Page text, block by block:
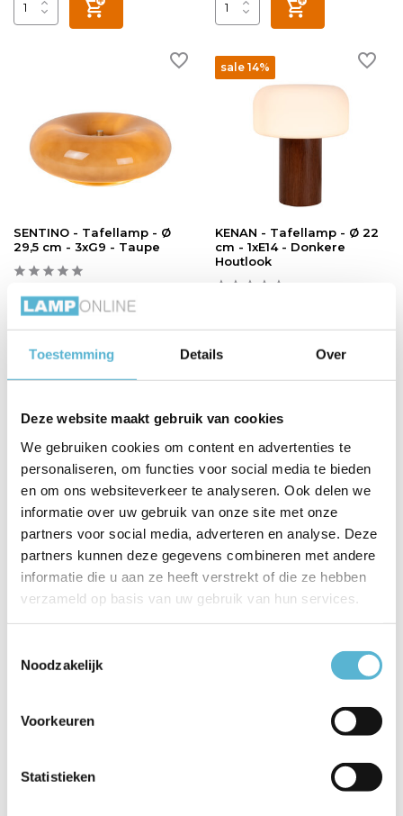
Toestemming Details Over
Deze website maakt gebruik van cookies
We gebruiken cookies om content en advertenties te
personaliseren, om functies voor social media te bieden
en om ons websiteverkeer te analyseren. Ook delen we
informatie over uw gebruik van onze site met onze
partners voor social media, adverteren en analyse. Deze
partners kunnen deze gegevens combineren met andere
informatie die u aan ze heeft verstrekt of die ze hebben
verzameld op basis van uw gebruik van hun services.
Noodzakelijk
Voorkeuren
Statistieken
SENTINO - Tafellamp - Ø
29,5 cm - 3xG9 - Taupe
Vergelijk
Levertijd: 3-5 werkdagen
sale 14%
KENAN - Tafellamp - Ø 22
cm - 1xE14 - Donkere
Houtlook
Op voorraad
Levertijd: 3-5 werkdagen
sale 20%
Dimb. - 1x9W 2700K -
Taupe
Vergelijk
€124,95 €99,96
30 cm - 3xG9 - Taupe
Levertijd: 3-5 werkdagen